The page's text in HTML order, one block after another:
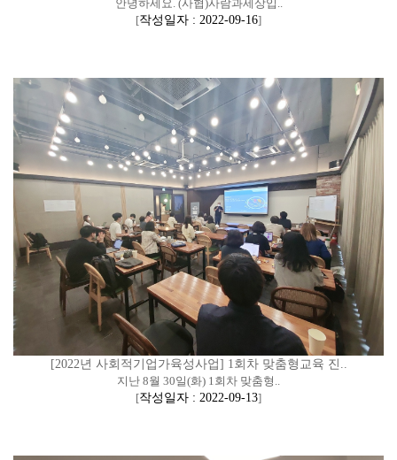
안녕하세요. (사협)사람과세상입..
[작성일자 : 2022-09-16]
[2022년 사회적기업가육성사업] 1회차 맞춤형교육 진..
지난 8월 30일(화) 1회차 맞춤형..
[작성일자 : 2022-09-13]